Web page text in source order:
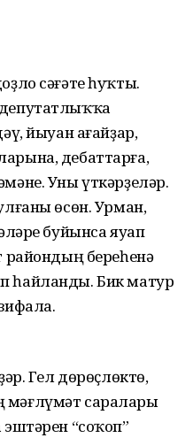
сәғәте һуҡты.
йыуан ағайҙар,
дебаттарға,
Уны үткәрҙеләр.
өсөн. Урман,
буйынса яуап
райондың береһенә
һайланды. Бик матур
Гел дөрөҫлөктө,
саралары
“соҡоп”